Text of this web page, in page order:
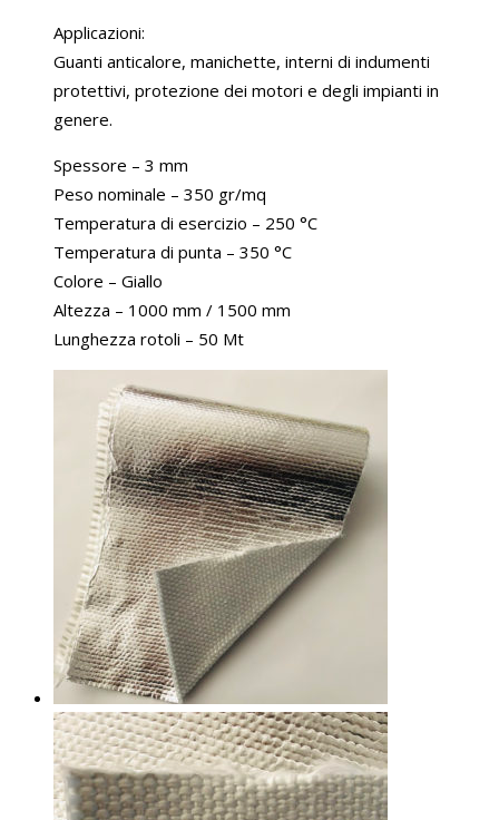
Applicazioni:
Guanti anticalore, manichette, interni di indumenti
protettivi, protezione dei motori e degli impianti in
genere.
Spessore – 3 mm
Peso nominale – 350 gr/mq
Temperatura di esercizio – 250 °C
Temperatura di punta – 350 °C
Colore – Giallo
Altezza – 1000 mm / 1500 mm
Lunghezza rotoli – 50 Mt